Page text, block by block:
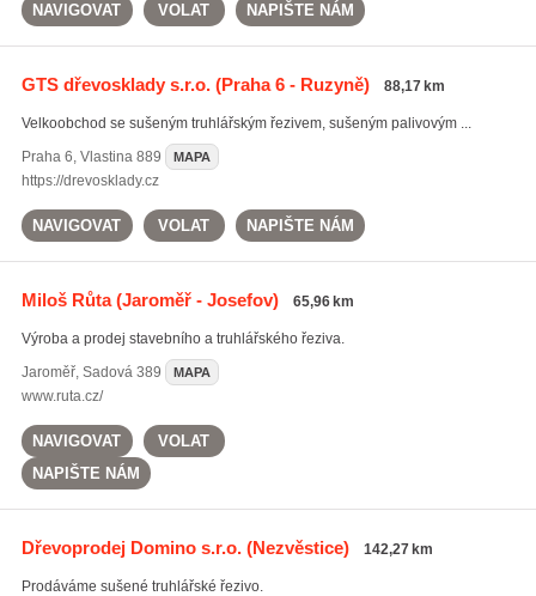
NAVIGOVAT VOLAT NAPIŠTE NÁM
GTS dřevosklady s.r.o.(Praha 6 - Ruzyně) 88,17 km
Velkoobchod se sušeným truhlářským řezivem, sušeným palivovým ...
Praha 6, Vlastina 889 MAPA
https://drevosklady.cz
NAVIGOVAT VOLAT NAPIŠTE NÁM
Miloš Růta(Jaroměř - Josefov) 65,96 km
Výroba a prodej stavebního a truhlářského řeziva.
Jaroměř, Sadová 389 MAPA
www.ruta.cz/
NAVIGOVAT
VOLAT
NAPIŠTE NÁM
Dřevoprodej Domino s.r.o.(Nezvěstice) 142,27 km
Prodáváme sušené truhlářské řezivo.